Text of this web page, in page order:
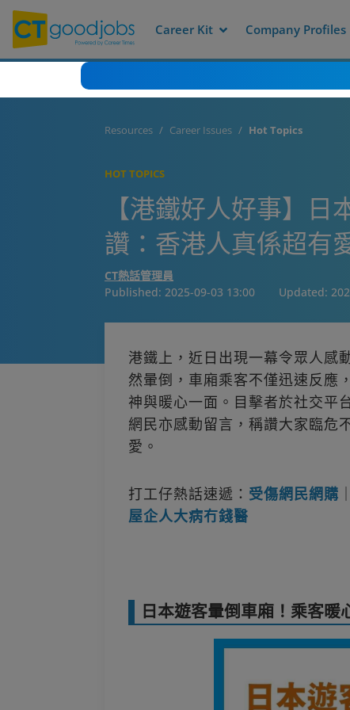
Career Kit Company Profiles
Resources Career Issues Hot Topics
HOT TOPICS
【港鐵好人好事】
讚：香港人真係超有
CT熱話管理員
Published: 2025-09-03 13:00 Updated:
港鐵上，近日出現一幕令眾人感
然暈倒，車廂乘客不僅迅速反應
神與暖心一面。目擊者於社交平
網民亦感動留言，稱讚大家臨危
愛。
打工仔熱話速遞： 受傷網民網購
屋企人大病冇錢醫
日本遊客暈倒車廂！乘客暖